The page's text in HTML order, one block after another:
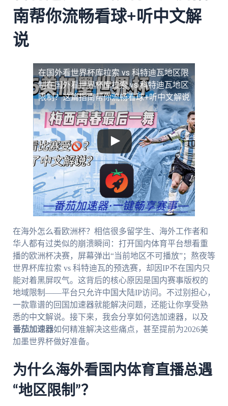
南帮你流畅看球+听中文解
说
在国外看世界杯库拉索 vs 科特迪瓦地区限
制在国外看世界杯库拉索 vs 科特迪瓦地区
限制？这篇指南帮你流畅看球+听中文解说
在海外怎么看欧洲杯？相信很多留学生、海外工作者和
华人都有过类似的崩溃瞬间：打开国内体育平台想看重
播的欧洲杯决赛，屏幕弹出“当前地区不可播放”；熬夜等
世界杯库拉索 vs 科特迪瓦的预选赛，却因IP不在国内只
能对着黑屏叹气。这背后的核心原因是国内赛事版权的
地域限制——平台只允许中国大陆IP访问。不过别担心，
一款靠谱的回国加速器就能解决问题，还能让你享受熟
悉的中文解说。接下来，我会分享如何选加速器，以及
番茄加速器如何精准解决这些痛点，甚至提前为2026美
加墨世界杯做好准备。
为什么海外看国内体育直播总遇
“地区限制”？